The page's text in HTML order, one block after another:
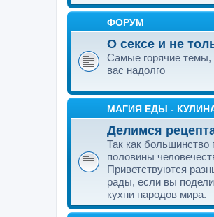
ФОРУМ
О сексе и не
Самые горячие темы,
вас надолго
МАГИЯ ЕДЫ -
Делимся
Так как большинство
половины
Приветствуются
рады, если вы
кухни народов мира.